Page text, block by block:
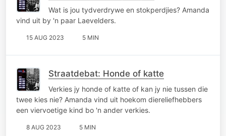
Wat is jou tydverdrywe en stokperdjies? Amanda
vind uit by 'n paar Laevelders.
15 AUG 2023 5 MIN
Straatdebat: Honde of katte
Verkies jy honde of katte of kan jy nie tussen die
twee kies nie? Amanda vind uit hoekom diereliefhebbers
een viervoetige kind bo 'n ander verkies.
8 AUG 2023 5 MIN